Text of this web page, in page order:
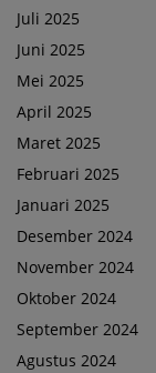
Juli 2025
Juni 2025
Mei 2025
April 2025
Maret 2025
Februari 2025
Januari 2025
Desember 2024
November 2024
Oktober 2024
September 2024
Agustus 2024